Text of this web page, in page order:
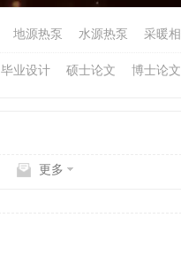
地源热泵 水源热泵 采暖
毕业设计 硕士论文 博士论文
更多